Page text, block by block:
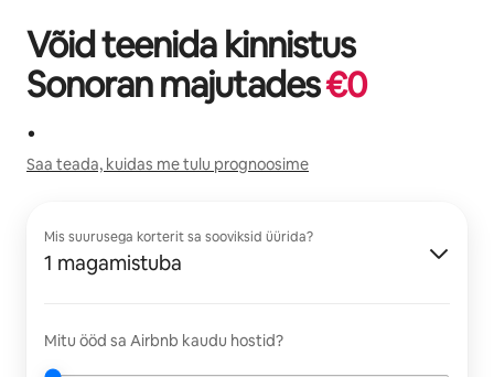
Võid teenida kinnistus
Sonoranmajutades€0
.
Saa teada, kuidas me tulu prognoosime
Mis suurusega korterit sa sooviksid üürida?
1 magamistuba
Mitu ööd sa Airbnb kaudu hostid?